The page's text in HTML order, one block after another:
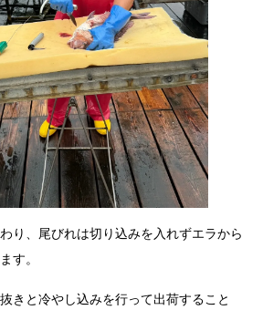
り、尾びれは切り込みを入れずエラから
す。
きと冷やし込みを行って出荷すること